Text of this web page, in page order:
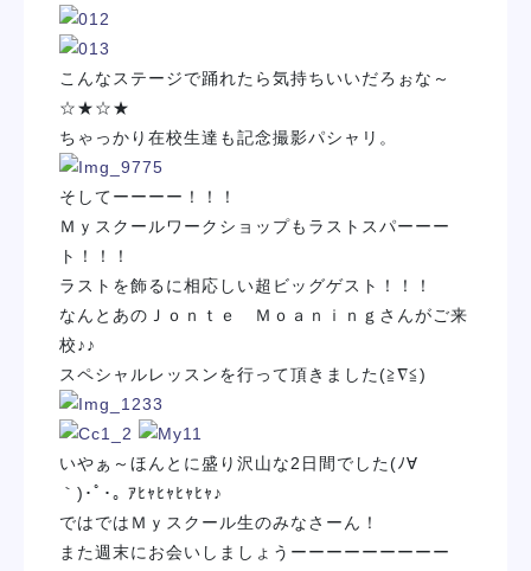
こんなステージで踊れたら気持ちいいだろぉな～
☆★☆★
ちゃっかり在校生達も記念撮影パシャリ。
そしてーーーー！！！
Ｍｙスクールワークショップもラストスパーーー
ト！！！
ラストを飾るに相応しい超ビッグゲスト！！！
なんとあのＪｏｎｔｅ Ｍｏａｎｉｎｇさんがご来
校♪♪
スペシャルレッスンを行って頂きました(≧∇≦)
いやぁ～ほんとに盛り沢山な2日間でした(ﾉ∀
｀)･ﾟ･｡ ｱﾋｬﾋｬﾋｬﾋｬ♪
ではではＭｙスクール生のみなさーん！
また週末にお会いしましょうーーーーーーーーー